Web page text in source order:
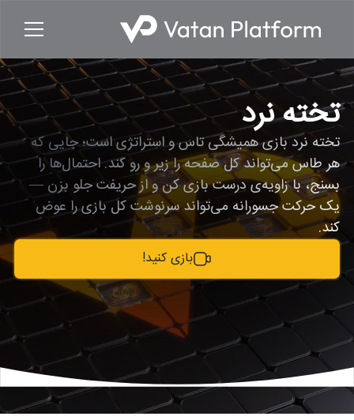
تخته نرد
تخته نرد بازی همیشگی تاس و استراتژی است؛ جایی که
هر طاس می‌تواند کل صفحه را زیر و رو کند. احتمال‌ها را
بسنج، با زاویه‌ی درست بازی کن و از حریفت جلو بزن —
یک حرکت جسورانه می‌تواند سرنوشت کل بازی را عوض
کند.
بازی کنید!
تخته نرد چیست؟